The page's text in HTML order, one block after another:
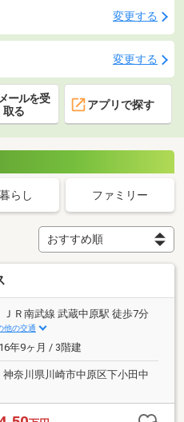
変更する
変更する
ールを受
取る
アプリで探す
らし ファミリー
ＪＲ南武線 武蔵中原駅 徒歩7分
他の交通
年9ヶ月 / 3階建
神奈川県川崎市中原区下小田中